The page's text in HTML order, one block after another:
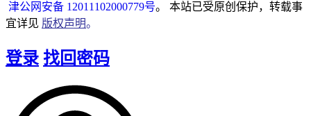
津公网安备 12011102000779号。 本站已受原创保护，转载事
宜详见 版权声明。
登录 找回密码